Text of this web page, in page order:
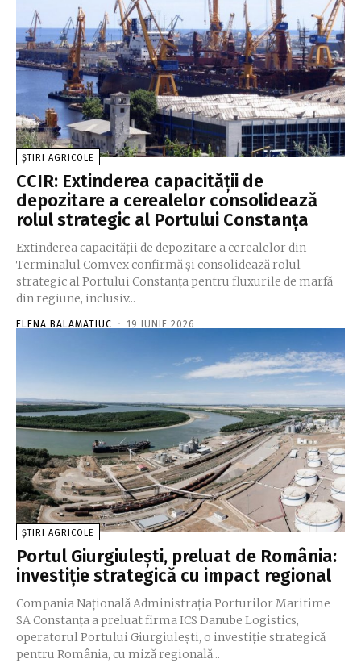
ȘTIRI AGRICOLE
CCIR: Extinderea capacității de
depozitare a cerealelor consolidează
rolul strategic al Portului Constanța
Extinderea capacității de depozitare a cerealelor din
Terminalul Comvex confirmă și consolidează rolul
strategic al Portului Constanța pentru fluxurile de marfă
din regiune, inclusiv...
ELENA BALAMATIUC - 19 IUNIE 2026
ȘTIRI AGRICOLE
Portul Giurgiulești, preluat de România:
investiție strategică cu impact regional
Compania Naţională Administraţia Porturilor Maritime
SA Constanţa a preluat firma ICS Danube Logistics,
operatorul Portului Giurgiuleşti, o investiţie strategică
pentru România, cu miză regională...